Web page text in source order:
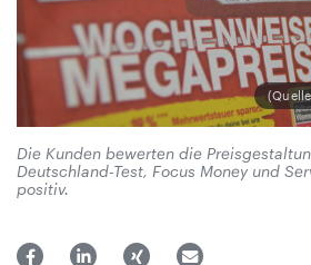
Die Kunden bewerten die
Deutschland-Test, Focus Money und
positiv.